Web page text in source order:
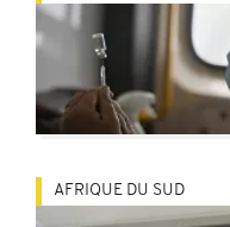
AFRIQUE DU SUD